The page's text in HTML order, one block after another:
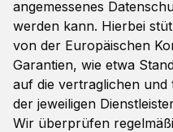
angemessenes
werden kann. Hierbei
von der Europäischen
Garantien, wie etwa
auf die vertraglichen
der jeweiligen
Wir überprüfen